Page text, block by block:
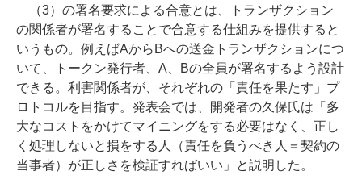
（3）の署名要求による合意とは、トランザクション
の関係者が署名することで合意する仕組みを提供すると
いうもの。例えばAからBへの送金トランザクションにつ
いて、トークン発行者、A、Bの全員が署名するよう設計
できる。利害関係者が、それぞれの「責任を果たす」プ
ロトコルを目指す。発表会では、開発者の久保氏は「多
大なコストをかけてマイニングをする必要はなく、正し
く処理しないと損をする人（責任を負うべき人＝契約の
当事者）が正しさを検証すればいい」と説明した。